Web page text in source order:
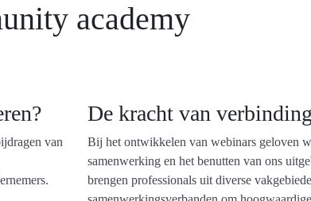
academy
van
De kracht van verbinding
Bij het ontwikkelen van webinars geloven
samenwerking en het benutten van ons
brengen professionals uit diverse